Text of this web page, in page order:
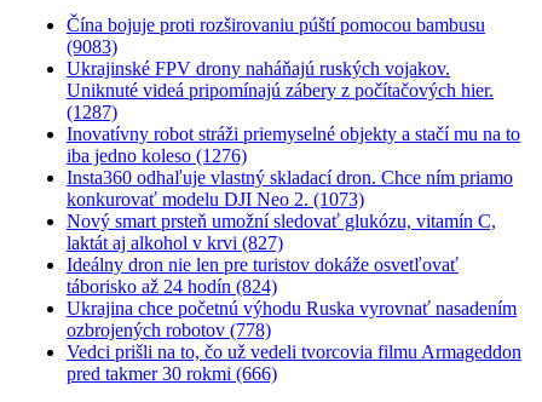
Čína bojuje proti rozširovaniu púští pomocou bambusu
(9083)
Ukrajinské FPV drony naháňajú ruských vojakov.
Uniknuté videá pripomínajú zábery z počítačových hier.
(1287)
Inovatívny robot stráži priemyselné objekty a stačí mu na to
iba jedno koleso (1276)
Insta360 odhaľuje vlastný skladací dron. Chce ním priamo
konkurovať modelu DJI Neo 2. (1073)
Nový smart prsteň umožní sledovať glukózu, vitamín C,
laktát aj alkohol v krvi (827)
Ideálny dron nie len pre turistov dokáže osvetľovať
táborisko až 24 hodín (824)
Ukrajina chce početnú výhodu Ruska vyrovnať nasadením
ozbrojených robotov (778)
Vedci prišli na to, čo už vedeli tvorcovia filmu Armageddon
pred takmer 30 rokmi (666)